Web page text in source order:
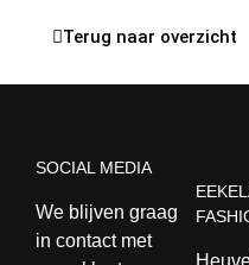
Terug naar overzicht
SOCIAL MEDIA
We blijven graag
in contact met